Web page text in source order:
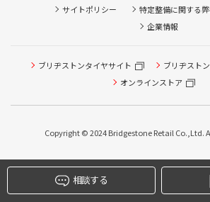
サイトポリシー
特定整備に関する
企業情報
ブリヂストンタイヤサイト
ブリヂスト
オンラインストア
Copyright © 2024 Bridgestone Retail Co.,Ltd.
相談する
クローク契約会員専用タイヤ履き替え※